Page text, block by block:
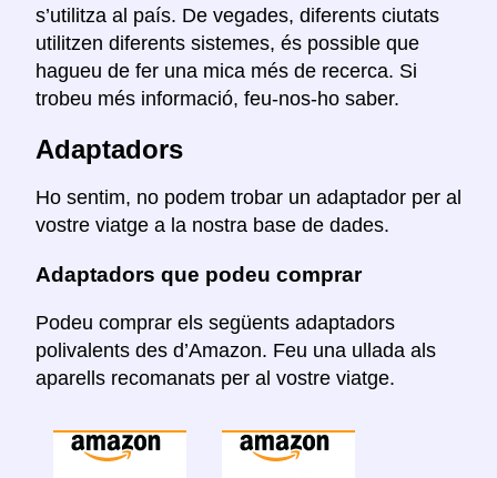
s’utilitza al país. De vegades, diferents ciutats
utilitzen diferents sistemes, és possible que
hagueu de fer una mica més de recerca. Si
trobeu més informació, feu-nos-ho saber.
Adaptadors
Ho sentim, no podem trobar un adaptador per al
vostre viatge a la nostra base de dades.
Adaptadors que podeu comprar
Podeu comprar els següents adaptadors
polivalents des d’Amazon. Feu una ullada als
aparells recomanats per al vostre viatge.